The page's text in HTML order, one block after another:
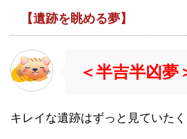
【遺跡を眺める夢】
＜半吉半凶夢
キレイな遺跡はずっと見ていたく